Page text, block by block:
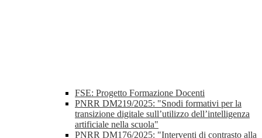
FSE: Progetto Formazione Docenti
PNRR DM219/2025: "Snodi formativi per la
transizione digitale sull’utilizzo dell’intelligenza
artificiale nella scuola"
PNRR DM176/2025: "Interventi di contrasto alla